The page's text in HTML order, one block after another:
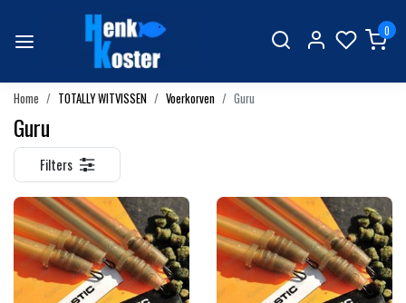
0
Home TOTALLY WITVISSEN Voerkorven Guru
Guru
Filters